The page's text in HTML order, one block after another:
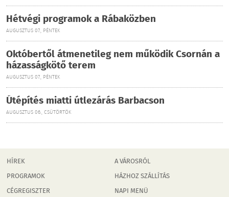
Hétvégi programok a Rábaközben
AUGUSZTUS 07., PÉNTEK
Októbertől átmenetileg nem működik Csornán a
házasságkötő terem
AUGUSZTUS 07., PÉNTEK
Útépítés miatti útlezárás Barbacson
AUGUSZTUS 06., CSÜTÖRTÖK
HÍREK
PROGRAMOK
CÉGREGISZTER
A VÁROSRÓL
HÁZHOZ SZÁLLÍTÁS
NAPI MENÜ